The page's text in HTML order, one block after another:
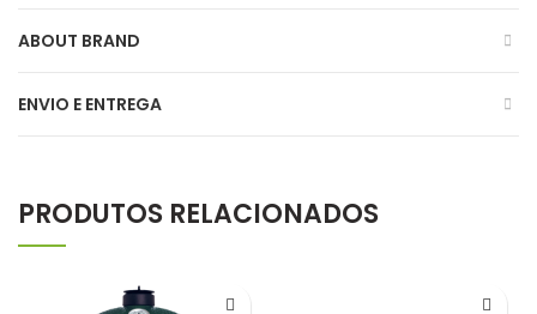
ABOUT BRAND
ENVIO E ENTREGA
PRODUTOS RELACIONADOS